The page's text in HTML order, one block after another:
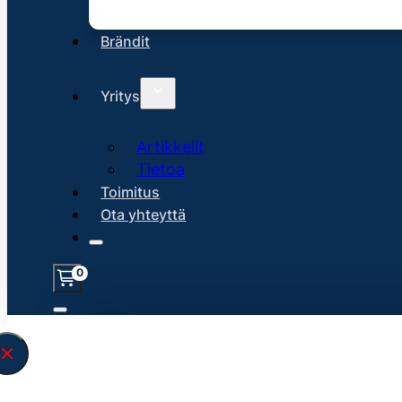
Brändit
Yritys
Artikkelit
Tietoa
Toimitus
Ota yhteyttä
0